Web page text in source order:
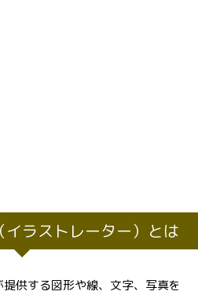
ラストレーター）とは
供する図形や線、文字、写真を